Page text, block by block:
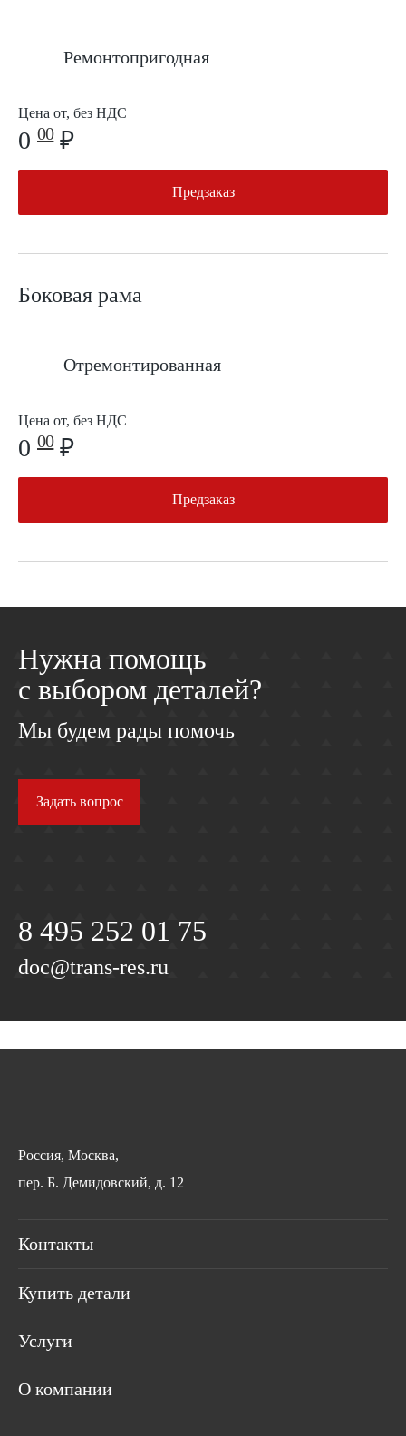
Ремонтопригодная
Цена от, без НДС
0 00₽
Предзаказ
Боковая рама
Отремонтированная
Цена от, без НДС
0 00₽
Предзаказ
Нужна помощь
с выбором деталей?
Мы будем рады помочь
Задать вопрос
8 495 252 01 75
doc@trans-res.ru
Россия, Москва,
пер. Б. Демидовский, д. 12
Контакты
Купить детали
Услуги
О компании